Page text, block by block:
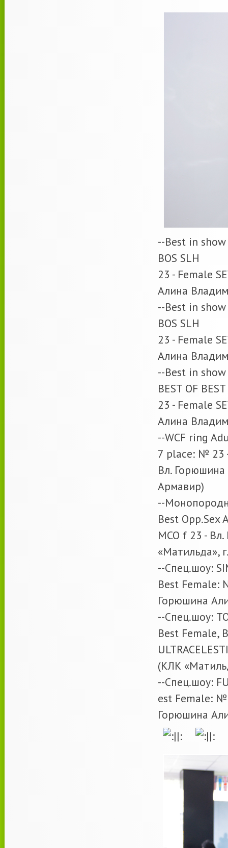
--Best in
BOS SLH
23 - Female
Алина
--Best in
BOS SLH
23 - Female
Алина
--Best in
BEST OF
23 - Female
Алина
--WCF ring
7 place: № 23 -
Вл.
Армавир)
--
Best Opp.Sex
MCO f 23 -
«Матильда»,
--Спец.шоу:
Best Female:
Горюшина
--Спец.шоу:
Best Female,
(КЛК
--Спец.шоу:
est Female: №
Горюшина